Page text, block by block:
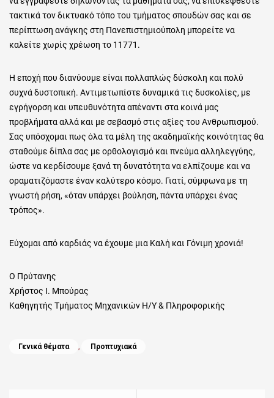
τακτικά τον δικτυακό τόπο του τμήματος σπουδών σας και σε
περίπτωση ανάγκης στη Πανεπιστημιούπολη μπορείτε να
καλείτε χωρίς χρέωση το 11771.
Η εποχή που διανύουμε είναι πολλαπλώς δύσκολη και πολύ
συχνά δυστοπική. Αντιμετωπίστε δυναμικά τις δυσκολίες, με
εγρήγορση και υπευθυνότητα απέναντι στα κοινά μας
προβλήματα αλλά και με σεβασμό στις αξίες του Ανθρωπισμού.
Σας υπόσχομαι πως όλα τα μέλη της ακαδημαϊκής κοινότητας θα
σταθούμε δίπλα σας με ορθολογισμό και πνεύμα αλληλεγγύης,
ώστε να κερδίσουμε ξανά τη δυνατότητα να ελπίζουμε και να
οραματιζόμαστε έναν καλύτερο κόσμο. Γιατί, σύμφωνα με τη
γνωστή ρήση, «όταν υπάρχει βούληση, πάντα υπάρχει ένας
τρόπος».
Εύχομαι από καρδιάς να έχουμε μια Καλή και Γόνιμη χρονιά!
Ο Πρύτανης
Χρήστος Ι. Μπούρας
Καθηγητής Τμήματος Μηχανικών Η/Υ & Πληροφορικής
Categories
Γενικά θέματα , Προπτυχιακά